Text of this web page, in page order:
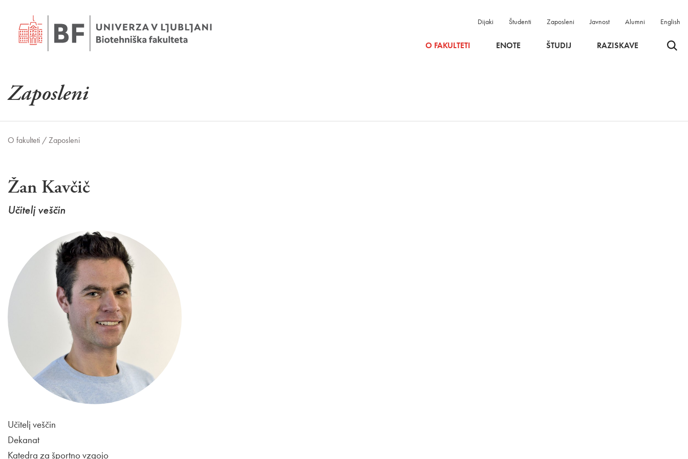
Dijaki Študenti Zaposleni Javnost Alumni English
O FAKULTETI ENOTE ŠTUDIJ RAZISKAVE Odpri
Zaposleni
O fakulteti /Zaposleni
Žan Kavčič
Učitelj veščin
Učitelj veščin
Dekanat
Katedra za športno vzgojo